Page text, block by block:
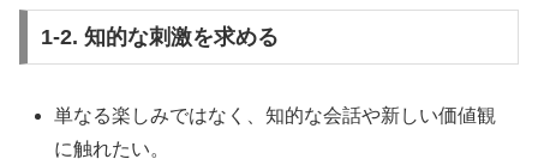
1-2. 知的な刺激を求める
単なる楽しみではなく、知的な会話や新しい価値観
に触れたい。